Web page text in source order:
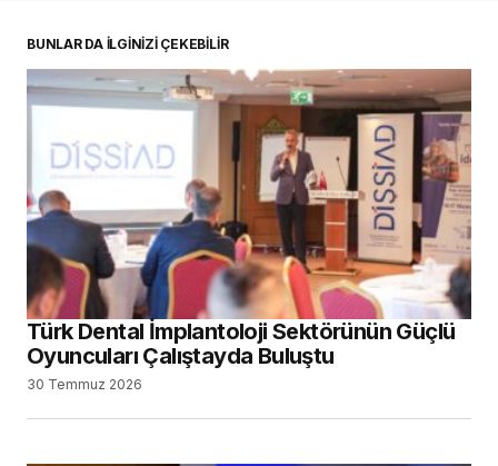
BUNLAR DA İLGİNİZİ ÇEKEBİLİR
Türk Dental İmplantoloji Sektörünün Güçlü
Oyuncuları Çalıştayda Buluştu
30 Temmuz 2026